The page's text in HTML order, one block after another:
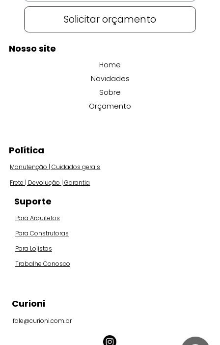
Solicitar orçamento
Nosso site
Home
Novidades
Sobre
Orçamento
Política
Manutenção | Cuidados gerais
Frete | Devolução | Garantia
Suporte
Para Arquitetos
Para Construtoras
Para Lojistas
Trabalhe Conosco
Curioni
fale@curioni.com.br